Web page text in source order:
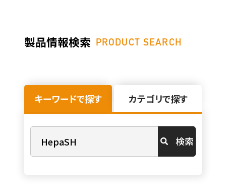
製品情報検索 PRODUCT SEARCH
キーワードで探す カテゴリで探す
検索